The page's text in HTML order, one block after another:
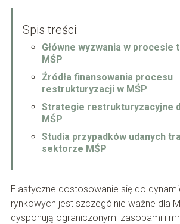
Spis treści:
Główne wyzwania w
MŚP
Źródła finansowania procesu
restrukturyzacji w MŚP
Strategie restrukturyzacyjne
MŚP
Studia przypadków udanych
sektorze MŚP
Elastyczne dostosowanie się do
rynkowych jest szczególnie ważne dla
dysponują ograniczonymi zasobami i